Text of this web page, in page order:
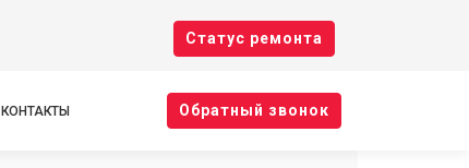
Cтатус ремонта
КОНТАКТЫ Oбратный звонок